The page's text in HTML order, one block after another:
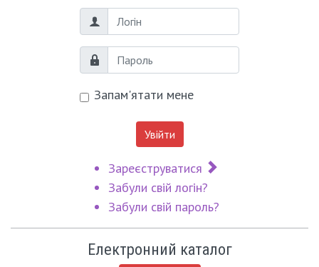
Логін
Пароль
Запам'ятати мене
Увійти
Зареєструватися
Забули свій логін?
Забули свій пароль?
Електронний каталог